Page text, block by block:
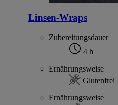
Linsen-Wraps
Zubereitungsdauer
4 h
Ernährungsweise
Glutenfrei
Ernährungsweise